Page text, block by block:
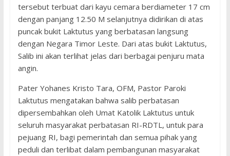
tersebut terbuat dari kayu cemara berdiameter 17 cm
dengan panjang 12.50 M selanjutnya didirikan di atas
puncak bukit Laktutus yang berbatasan langsung
dengan Negara Timor Leste. Dari atas bukit Laktutus,
Salib ini akan terlihat jelas dari berbagai penjuru mata
angin.
Pater Yohanes Kristo Tara, OFM, Pastor Paroki
Laktutus mengatakan bahwa salib perbatasan
dipersembahkan oleh Umat Katolik Laktutus untuk
seluruh masyarakat perbatasan RI-RDTL, untuk para
pejuang RI, bagi pemerintah dan semua pihak yang
peduli dan terlibat dalam pembangunan masyarakat